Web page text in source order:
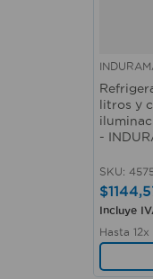
litros y
-
SKU:
$1144,
Incluye
Hasta 12x